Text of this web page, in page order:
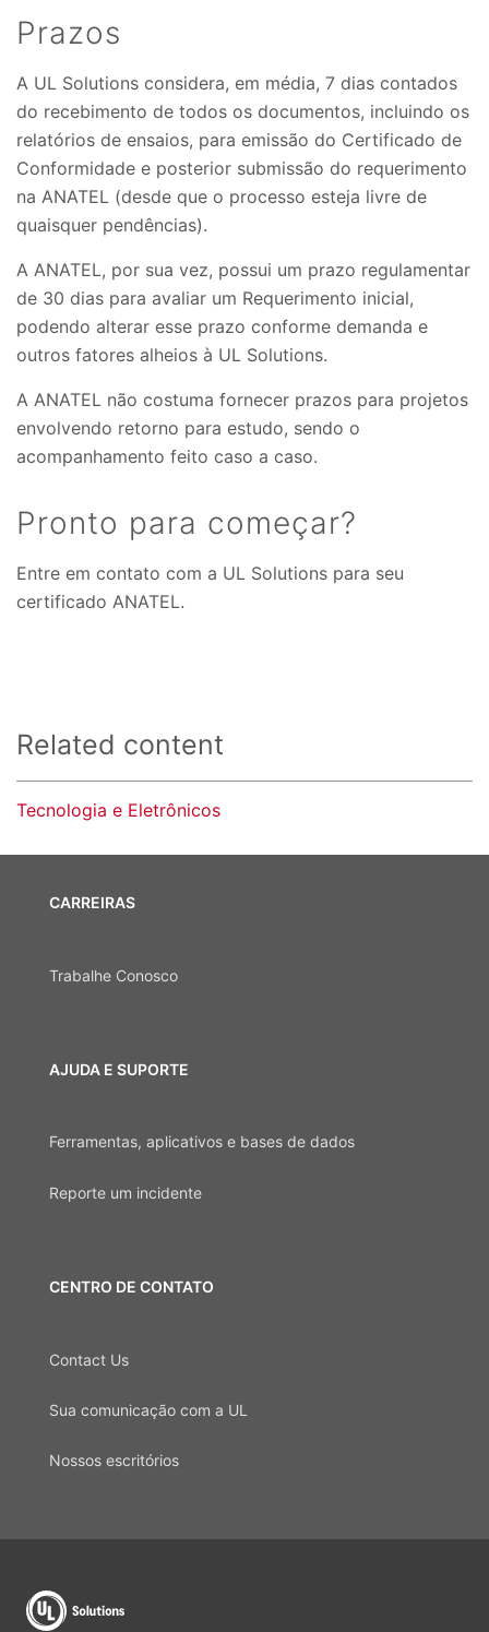
Prazos
A UL Solutions considera, em média, 7 dias contados
do recebimento de todos os documentos, incluindo os
relatórios de ensaios, para emissão do Certificado de
Conformidade e posterior submissão do requerimento
na ANATEL (desde que o processo esteja livre de
quaisquer pendências).
A ANATEL, por sua vez, possui um prazo regulamentar
de 30 dias para avaliar um Requerimento inicial,
podendo alterar esse prazo conforme demanda e
outros fatores alheios à UL Solutions.
A ANATEL não costuma fornecer prazos para projetos
envolvendo retorno para estudo, sendo o
acompanhamento feito caso a caso.
Pronto para começar?
Entre em contato com a UL Solutions para seu
certificado ANATEL.
Related content
Tecnologia e Eletrônicos
CARREIRAS
Trabalhe Conosco
AJUDA E SUPORTE
Ferramentas, aplicativos e bases de dados
Reporte um incidente
CENTRO DE CONTATO
Contact Us
Sua comunicação com a UL
Nossos escritórios